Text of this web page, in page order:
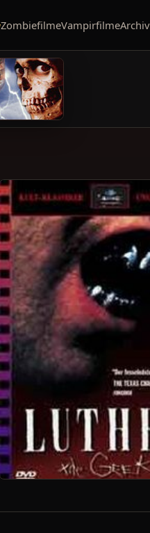
ZombiefilmeVampirfilmeArchiv